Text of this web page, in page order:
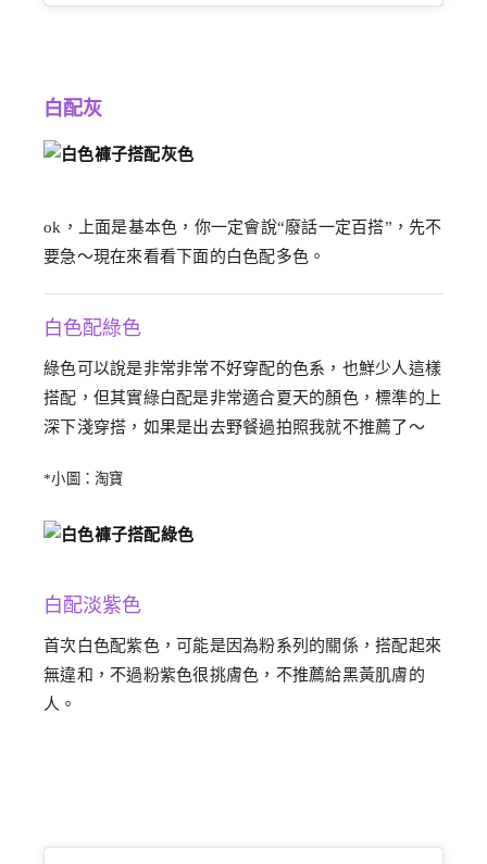
白配灰
ok，上面是基本色，你一定會說“廢話一定百搭”，先不
要急～現在來看看下面的白色配多色。
白色配綠色
綠色可以說是非常非常不好穿配的色系，也鮮少人這樣
搭配，但其實綠白配是非常適合夏天的顏色，標準的上
深下淺穿搭，如果是出去野餐過拍照我就不推薦了～
*小圖：淘寶
白配淡紫色
首次白色配紫色，可能是因為粉系列的關係，搭配起來
無違和，不過粉紫色很挑膚色，不推薦給黑黃肌膚的
人。